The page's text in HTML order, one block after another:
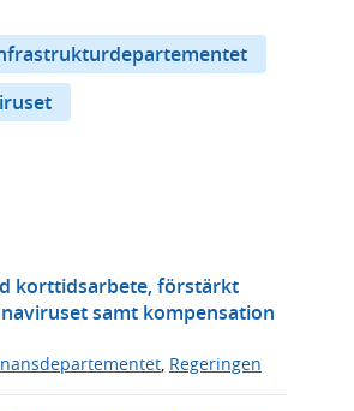
korttidsarbete, förstärkt
samt kompensation
, Regeringen